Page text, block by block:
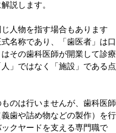
説します。
人物を指す場合もあります
名称であり、「歯医者」は口
その歯科医師が開業して診療
」ではなく「施設」である点
のは行いませんが、歯科医師
歯や詰め物などの製作）を行
クヤードを支える専門職で